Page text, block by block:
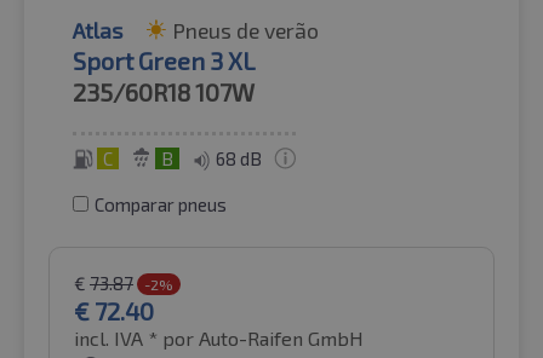
Atlas Pneus de verão
Sport Green 3 XL
235/60R18107W
C B 68 dB
Comparar pneus
€ 73.87 -2%
€ 72.40
incl. IVA * por Auto-Raifen GmbH